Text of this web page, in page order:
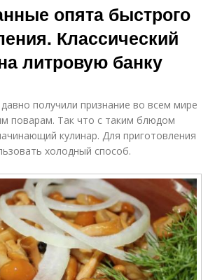
опята быстрого
Классический
литровую банку
получили признание во всем мире
поварам. Так что с таким блюдом
кулинар. Для приготовления
холодный способ.